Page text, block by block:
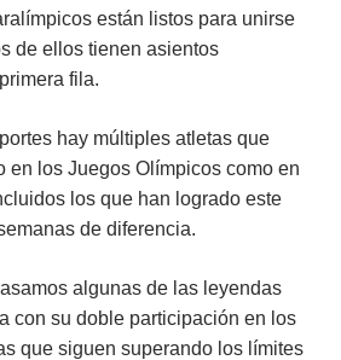
están listos para unirse
de ellos tienen asientos
fila.
hay múltiples atletas que
en los Juegos Olímpicos como en
los que han logrado este
de diferencia.
algunas de las leyendas
con su doble participación en los
que siguen superando los límites